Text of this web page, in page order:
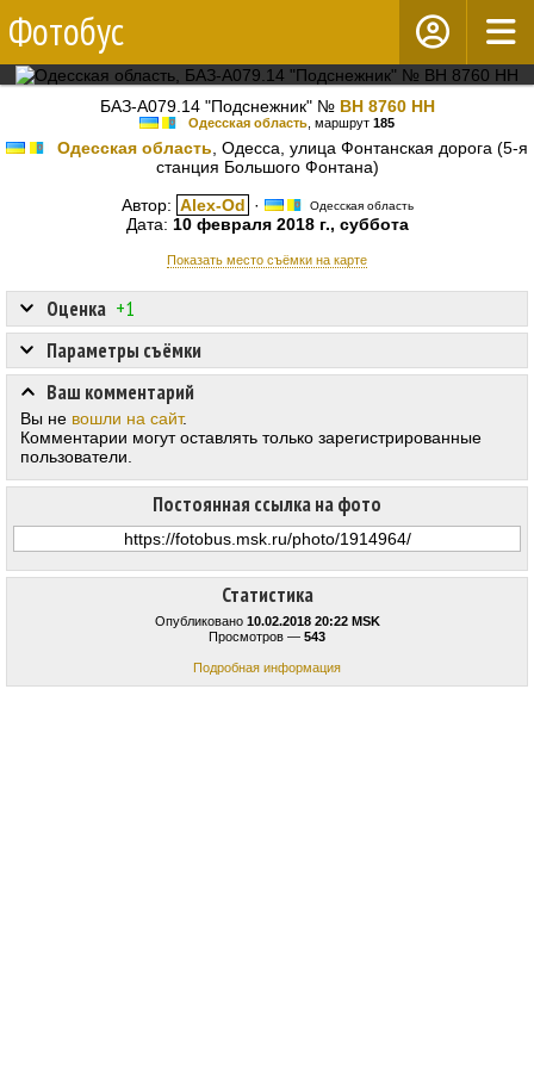
Фотобус
БАЗ-А079.14 "Подснежник" № BH 8760 HH
Одесская область , маршрут 185
Одесская область , Одесса, улица Фонтанская дорога (5-я
станция Большого Фонтана)
Автор: Alex-Od · Одесская область
Дата: 10 февраля 2018 г., суббота
Показать место съёмки на карте
Статистика
Опубликовано 10.02.2018 20:22 MSK
Просмотров — 543
Подробная информация
Оценка +1
Постоянная ссылка на фото
Параметры съёмки
Ваш комментарий
Вы не вошли на сайт.
Комментарии могут оставлять только зарегистрированные
пользователи.